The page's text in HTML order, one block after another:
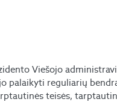
Viešojo
palaikyti reguliarių
teisės,